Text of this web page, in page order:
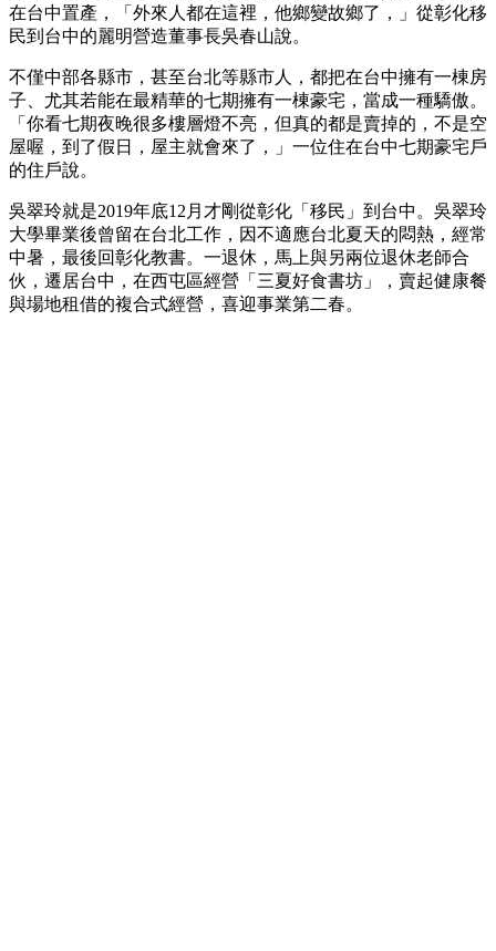
在台中置產，「外來人都在這裡，他鄉變故鄉了，」從彰化移
民到台中的麗明營造董事長吳春山說。
不僅中部各縣市，甚至台北等縣市人，都把在台中擁有一棟房
子、尤其若能在最精華的七期擁有一棟豪宅，當成一種驕傲。
「你看七期夜晚很多樓層燈不亮，但真的都是賣掉的，不是空
屋喔，到了假日，屋主就會來了，」一位住在台中七期豪宅戶
的住戶說。
吳翠玲就是2019年底12月才剛從彰化「移民」到台中。吳翠玲
大學畢業後曾留在台北工作，因不適應台北夏天的悶熱，經常
中暑，最後回彰化教書。一退休，馬上與另兩位退休老師合
伙，遷居台中，在西屯區經營「三夏好食書坊」，賣起健康餐
與場地租借的複合式經營，喜迎事業第二春。